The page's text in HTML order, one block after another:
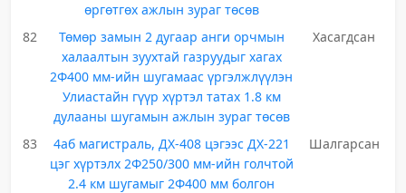
өргөтгөх ажлын зураг төсөв
82
Төмөр замын 2 дугаар анги орчмын
халаалтын зуухтай газруудыг хагах
2Ф400 мм-ийн шугамаас үргэлжлүүлэн
Улиастайн гүүр хүртэл татах 1.8 км
дулааны шугамын ажлын зураг төсөв
Хасагдсан
83
4аб магистраль, ДХ-408 цэгээс ДХ-221
цэг хүртэлх 2Ф250/300 мм-ийн голчтой
2.4 км шугамыг 2Ф400 мм болгон
Шалгарсан